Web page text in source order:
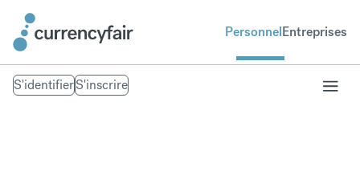
PersonnelEntreprises
S'identifierS'inscrire